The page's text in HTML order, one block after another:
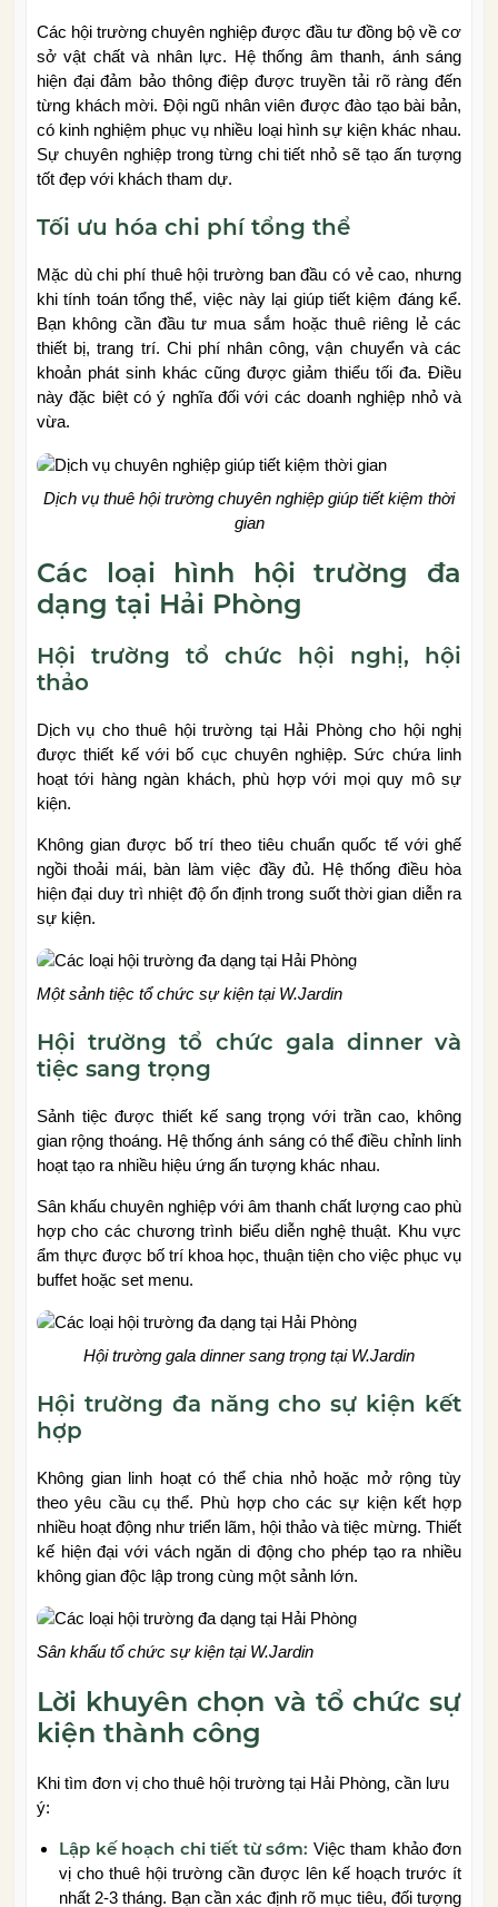
Các hội trường chuyên nghiệp được đầu tư đồng bộ về cơ
sở vật chất và nhân lực. Hệ thống âm thanh, ánh sáng
hiện đại đảm bảo thông điệp được truyền tải rõ ràng đến
từng khách mời. Đội ngũ nhân viên được đào tạo bài bản,
có kinh nghiệm phục vụ nhiều loại hình sự kiện khác nhau.
Sự chuyên nghiệp trong từng chi tiết nhỏ sẽ tạo ấn tượng
tốt đẹp với khách tham dự.
Tối ưu hóa chi phí tổng thể
Mặc dù chi phí thuê hội trường ban đầu có vẻ cao, nhưng
khi tính toán tổng thể, việc này lại giúp tiết kiệm đáng kể.
Bạn không cần đầu tư mua sắm hoặc thuê riêng lẻ các
thiết bị, trang trí. Chi phí nhân công, vận chuyển và các
khoản phát sinh khác cũng được giảm thiểu tối đa. Điều
này đặc biệt có ý nghĩa đối với các doanh nghiệp nhỏ và
vừa.
Dịch vụ thuê hội trường chuyên nghiệp giúp tiết kiệm thời
gian
Các loại hình hội trường đa
dạng tại Hải Phòng
Hội trường tổ chức hội nghị, hội
thảo
Dịch vụ cho thuê hội trường tại Hải Phòng cho hội nghị
được thiết kế với bố cục chuyên nghiệp. Sức chứa linh
hoạt tới hàng ngàn khách, phù hợp với mọi quy mô sự
kiện.
Không gian được bố trí theo tiêu chuẩn quốc tế với ghế
ngồi thoải mái, bàn làm việc đầy đủ. Hệ thống điều hòa
hiện đại duy trì nhiệt độ ổn định trong suốt thời gian diễn ra
sự kiện.
Một sảnh tiệc tổ chức sự kiện tại W.Jardin
Hội trường tổ chức gala dinner và
tiệc sang trọng
Sảnh tiệc được thiết kế sang trọng với trần cao, không
gian rộng thoáng. Hệ thống ánh sáng có thể điều chỉnh linh
hoạt tạo ra nhiều hiệu ứng ấn tượng khác nhau.
Sân khấu chuyên nghiệp với âm thanh chất lượng cao phù
hợp cho các chương trình biểu diễn nghệ thuật. Khu vực
ẩm thực được bố trí khoa học, thuận tiện cho việc phục vụ
buffet hoặc set menu.
Hội trường gala dinner sang trọng tại W.Jardin
Hội trường đa năng cho sự kiện kết
hợp
Không gian linh hoạt có thể chia nhỏ hoặc mở rộng tùy
theo yêu cầu cụ thể. Phù hợp cho các sự kiện kết hợp
nhiều hoạt động như triển lãm, hội thảo và tiệc mừng. Thiết
kế hiện đại với vách ngăn di động cho phép tạo ra nhiều
không gian độc lập trong cùng một sảnh lớn.
Sân khấu tổ chức sự kiện tại W.Jardin
Lời khuyên chọn và tổ chức sự
kiện thành công
Khi tìm đơn vị cho thuê hội trường tại Hải Phòng, cần lưu
ý:
Lập kế hoạch chi tiết từ sớm: Việc tham khảo đơn
vị cho thuê hội trường cần được lên kế hoạch trước ít
nhất 2-3 tháng. Bạn cần xác định rõ mục tiêu, đối tượng